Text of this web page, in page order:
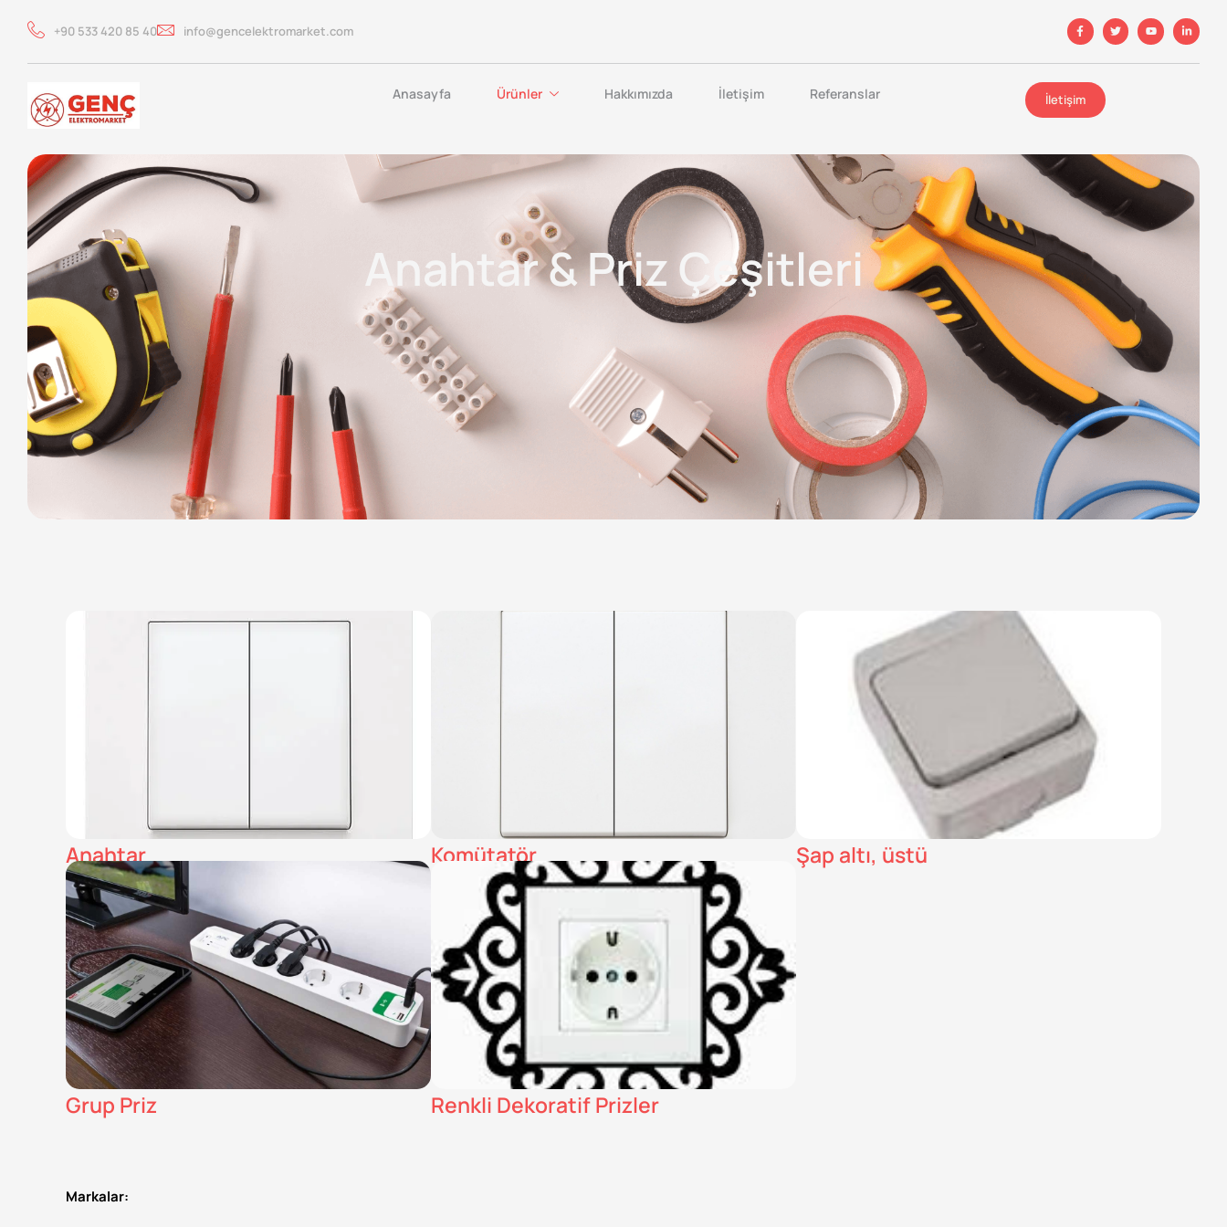
+90 533 420 85 40 info@gencelektromarket.com
Anasayfa Ürünler Hakkımızda İletişim Referanslar İletişim
Anahtar & Priz Çeşitleri
Anahtar Komütatör Şap altı, üstü
Grup Priz Renkli Dekoratif Prizler
Markalar: